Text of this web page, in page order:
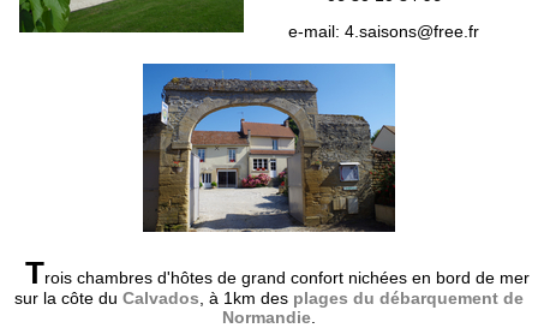
e-mail: 4.saisons@free.fr
Trois chambres d'hôtes de grand confort nichées en bord de mer
sur la côte du Calvados , à 1km des plages du débarquement de
Normandie